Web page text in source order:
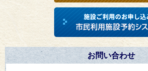
お問い合わせ